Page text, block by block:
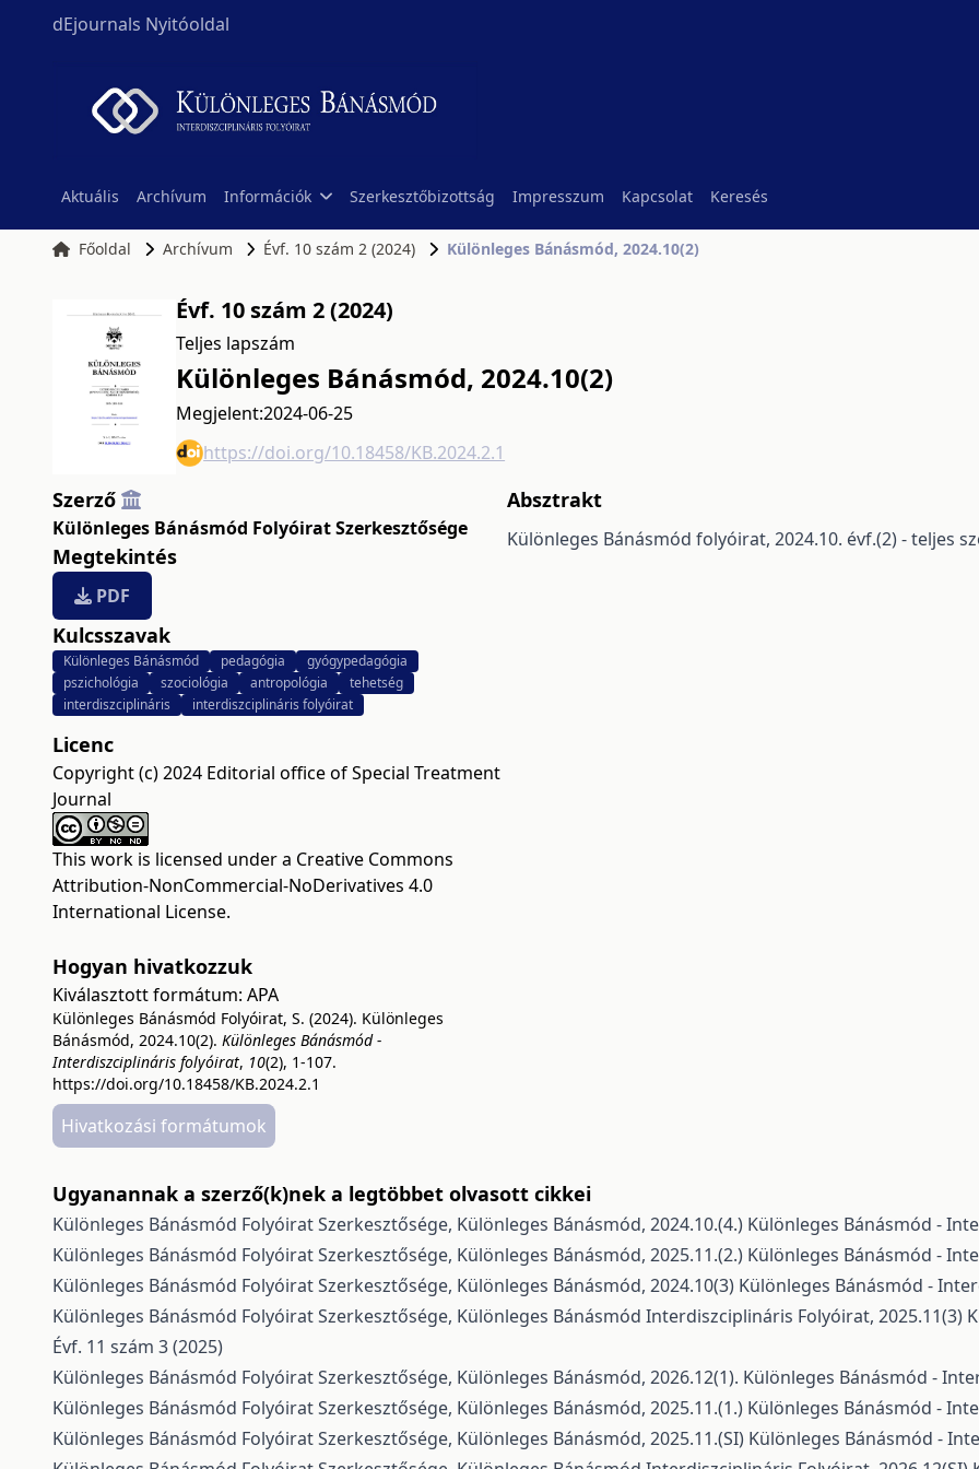
dEjournals Nyitóoldal
Aktuális Archívum Információk Szerkesztőbizottság Impresszum Kapcsolat Keresés
Főoldal Archívum Évf. 10 szám 2 (2024) Különleges Bánásmód, 2024.10(2)
Évf. 10 szám 2 (2024)
Teljes lapszám
Különleges Bánásmód, 2024.10(2)
Megjelent:2024-06-25
https://doi.org/10.18458/KB.2024.2.1
Szerző
Különleges Bánásmód Folyóirat Szerkesztősége
Megtekintés
PDF
Kulcsszavak
Különleges Bánásmód pedagógia
gyógypedagógia
pszichológia
szociológia antropológia
tehetség
interdiszciplináris
interdiszciplináris folyóirat
Licenc
Copyright (c) 2024 Editorial office of Special Treatment
Journal
This work is licensed under a Creative Commons
Attribution-NonCommercial-NoDerivatives 4.0
International License.
Hogyan hivatkozzuk
Kiválasztott formátum: APA
Különleges Bánásmód Folyóirat, S. (2024). Különleges
Bánásmód, 2024.10(2). Különleges Bánásmód -
Interdiszciplináris folyóirat, 10(2), 1-107.
https://doi.org/10.18458/KB.2024.2.1
Hivatkozási formátumok
Absztrakt
Különleges Bánásmód folyóirat, 2024.10. évf.(2) - teljes
Ugyanannak a szerző(k)nek a legtöbbet olvasott cikkei
Különleges Bánásmód Folyóirat Szerkesztősége, Különleges Bánásmód, 2024.10.(4.) Különleges Bánásmód -
Különleges Bánásmód Folyóirat Szerkesztősége, Különleges Bánásmód, 2025.11.(2.) Különleges Bánásmód -
Különleges Bánásmód Folyóirat Szerkesztősége, Különleges Bánásmód, 2024.10(3) Különleges Bánásmód -
Különleges Bánásmód Folyóirat Szerkesztősége, Különleges Bánásmód Interdiszciplináris Folyóirat, 2025.11(3)
Évf. 11 szám 3 (2025)
Különleges Bánásmód Folyóirat Szerkesztősége, Különleges Bánásmód, 2026.12(1). Különleges Bánásmód -
Különleges Bánásmód Folyóirat Szerkesztősége, Különleges Bánásmód, 2025.11.(1.) Különleges Bánásmód -
Különleges Bánásmód Folyóirat Szerkesztősége, Különleges Bánásmód, 2025.11.(SI) Különleges Bánásmód -